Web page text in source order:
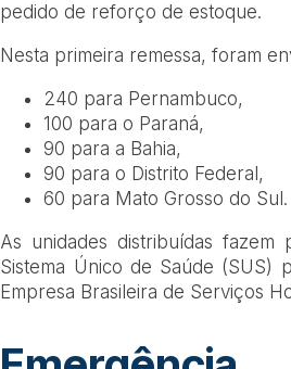
pedido de reforço de estoque.
Nesta primeira remessa, foram
240 para Pernambuco,
100 para o Paraná,
90 para a Bahia,
90 para o Distrito Federal,
60 para Mato Grosso do Sul.
As unidades distribuídas
Sistema Único de Saúde (SUS)
Empresa Brasileira de Serviços